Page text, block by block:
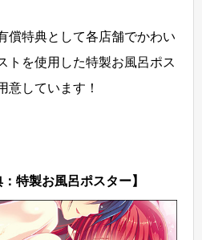
償特典として各店舗でかわい
トを使用した特製お風呂ポス
意しています！
特製お風呂ポスター】